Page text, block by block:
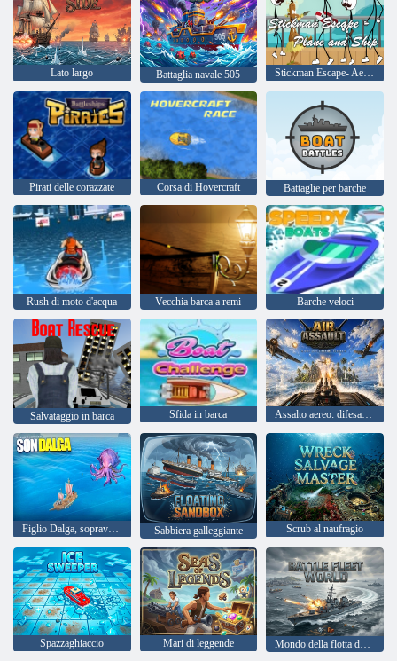
Lato largo Battaglia navale 505 Stickman Escape- Aereo e nave
Pirati delle corazzate Corsa di Hovercraft Battaglie per barche
Rush di moto d'acqua Vecchia barca a remi Barche veloci
Salvataggio in barca Sfida in barca Assalto aereo: difesa della nave
Figlio Dalga, sopravvissuto all'oceano Sabbiera galleggiante Scrub al naufragio
Spazzaghiaccio Mari di leggende Mondo della flotta da battaglia